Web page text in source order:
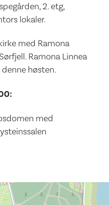
2. etg,
lokaler.
med Ramona
Ramona Linnea
høsten.
med